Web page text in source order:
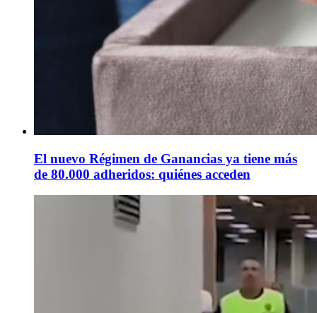
El nuevo Régimen de Ganancias ya tiene más
de 80.000 adheridos: quiénes acceden